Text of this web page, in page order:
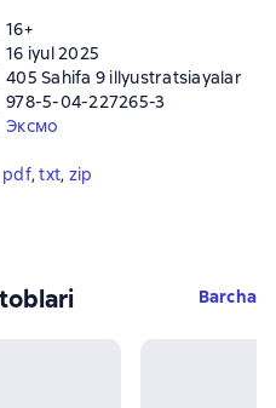
16+
16 iyul 2025
405 Sahifa 9 illyustratsiayalar
978-5-04-227265-3
Эксмо
pdf, txt, zip
Barcha